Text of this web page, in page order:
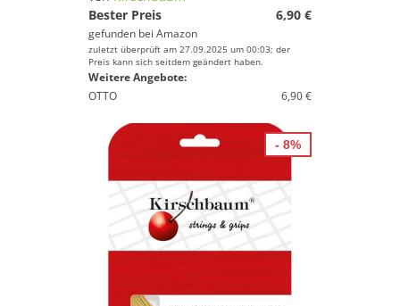
Bester Preis
6,90 €
gefunden bei Amazon
zuletzt überprüft am 27.09.2025 um 00:03; der
Preis kann sich seitdem geändert haben.
Weitere Angebote:
OTTO
6,90 €
- 8%